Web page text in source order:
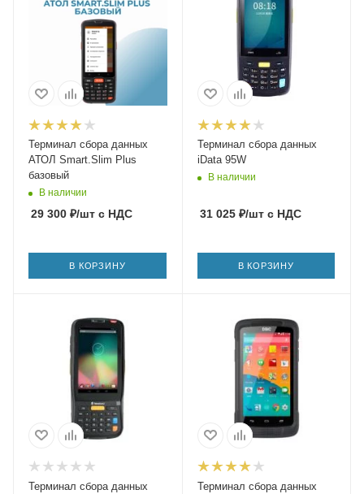
Терминал сбора данных
АТОЛ Smart.Slim Plus
базовый
В наличии
29 300 ₽/шт с НДС
В КОРЗИНУ
Терминал сбора данных
iData 95W
В наличии
31 025₽/штс НДС
В КОРЗИНУ
Терминал сбора данных
Терминал сбора данных